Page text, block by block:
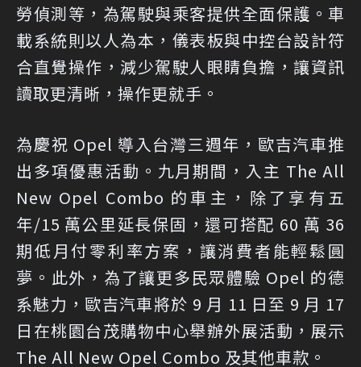
勞偵測等，為駕駛與乘客提供全面保護。車
載系統則以人為本，儀表板與中控台設計符
合直覺操作，減少駕駛人眼睛負擔，讓資訊
讀取更清晰，操作更就手。
為慶祝 Opel 導入台灣三週年，歐吉汽車推
出多項優惠活動。九月期間，入主 The All
New Opel Combo 的車主，除了享有五
年/15 萬公里延長保固，還可搭配 60 萬 36
期低月付零利率方案，讓消費者能輕鬆圓
夢。此外，為了讓更多民眾體驗 Opel 的德
系魅力，歐吉汽車將於 9 月 11 日至 9 月 17
日在桃園台茂購物中心舉辦外展活動，展示
The All New Opel Combo 及其他車款。